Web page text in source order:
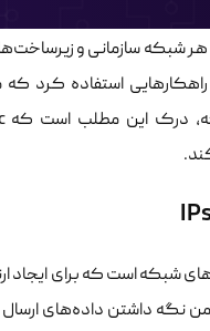
هر شبکه سازمانی و
راهکارهایی استفاده
نگه داشتن داده‌های